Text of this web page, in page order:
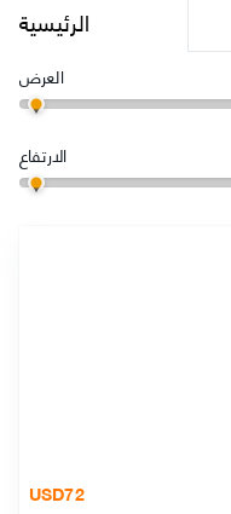
الرئيسية
العرض
الارتفاع
USD72